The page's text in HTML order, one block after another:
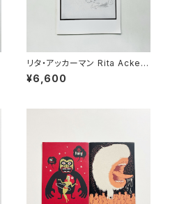
リタ・アッカーマン Rita Acker
mann | Good morning New
York The Rita Ackermann P
¥6,600